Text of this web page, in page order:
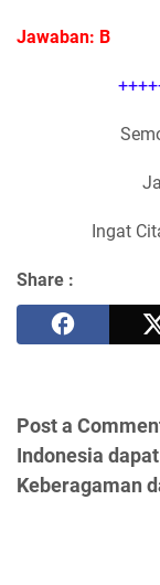
Jawaban: B
Ingat
Share :
Post a
Indonesia
Keberagaman